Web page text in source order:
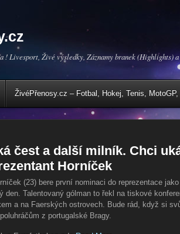
! Livesport, Živé výsledky, Záznamy branek (Highlights)
ŽivéPřenosy.cz – Fotbal, Hokej, Tenis, MotoGP,
čest a další milník. Chci
Horníček
(23) bere první nominaci do reprezentace
den. Talentovaný gólman to řekl na tiskové
a na Faerských ostrovech. Bude rád, když si
z portugalské Bragy.